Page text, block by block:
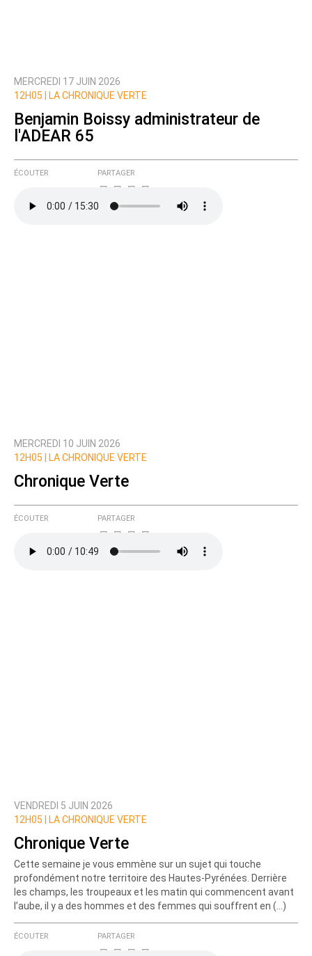
MERCREDI 17 JUIN 2026
12H05 |
LA CHRONIQUE VERTE
Benjamin Boissy administrateur de
l'ADEAR 65
ÉCOUTER PARTAGER
MERCREDI 10 JUIN 2026
12H05 |
LA CHRONIQUE VERTE
Chronique Verte
ÉCOUTER PARTAGER
VENDREDI 5 JUIN 2026
12H05 |
LA CHRONIQUE VERTE
Chronique Verte
Cette semaine je vous emmène sur un sujet qui touche
profondément notre territoire des Hautes-Pyrénées. Derrière
les champs, les troupeaux et les matin qui commencent avant
l’aube, il y a des hommes et des femmes qui souffrent en (…)
ÉCOUTER PARTAGER